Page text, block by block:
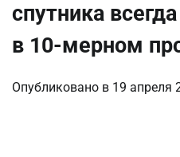
спутника
в 10-мерном
Опубликовано в 19 апреля